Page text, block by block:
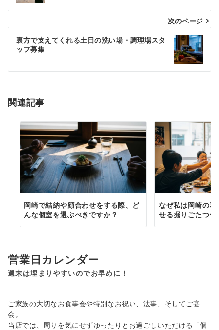
ナ
ビ
ゲ
シ
ン
次のページ
裏方で支えてくれる土日の洗い場・調理場スタ
ッフ募集
関連記事
岡崎で結納や顔合わせをする際、ど
んな個室を選ぶべきですか？
なぜ私は岡崎の
せる掘りごたつ
営業日カレンダー
週末は埋まりやすいのでお早めに！
ご家族の大切なお食事会や特別なお祝い、法事、そしてご宴
会。
当店では、周りを気にせずゆったりとお過ごしいただける「個